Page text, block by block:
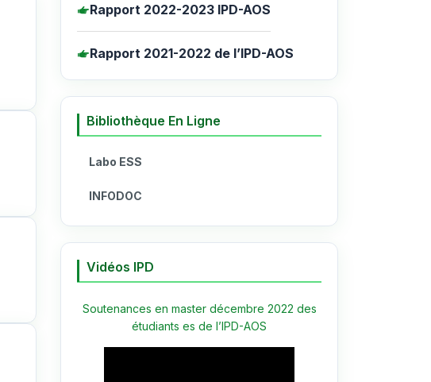
Rapport 2022-2023 IPD-AOS
Rapport 2021-2022 de l’IPD-AOS
Bibliothèque En Ligne
Labo ESS
INFODOC
Vidéos IPD
Soutenances en master décembre 2022 des
étudiants es de l’IPD-AOS